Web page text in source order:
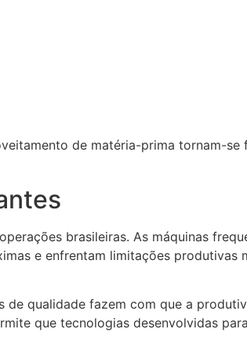
de matéria-prima tornam-se
brasileiras. As máquinas
e enfrentam limitações produtivas
qualidade fazem com que a
que tecnologias desenvolvidas